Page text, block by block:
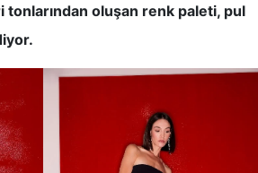
tonlarından oluşan renk paleti, pul